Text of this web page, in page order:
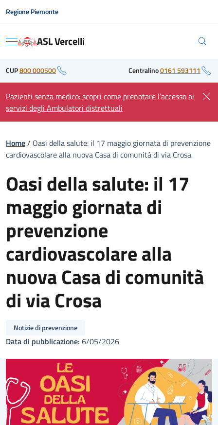
Regione Piemonte
Menu ASL Vercelli
CUP800 000500 Centralino0161 593111
Pazienti senza medico: scopri come prenotare l’accesso ai
servizi degli Ambulatori distrettuali
Home/ Oasi della salute: il 17 maggio giornata di prevenzione
cardiovascolare alla nuova Casa di comunità di via Crosa
Oasi della salute: il 17
maggio giornata di
prevenzione
cardiovascolare alla
nuova Casa di comunità
di via Crosa
Notizie di prevenzione
Data di pubblicazione: 6/05/2026